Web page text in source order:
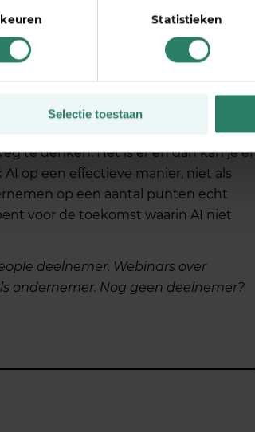
Statistieken
Selectie toestaan
ontwikkelingen in AI en blijf leren. De
weer nieuwe ontwikkelingen die in
uit AI.
te denken. Het is er en dan kan je er
op een effectieve manier, niet als
op een aantal punten echt
voor de toekomst waarin AI niet
deelnemer. Webinars over
ondernemer. Nog geen deelnemer?